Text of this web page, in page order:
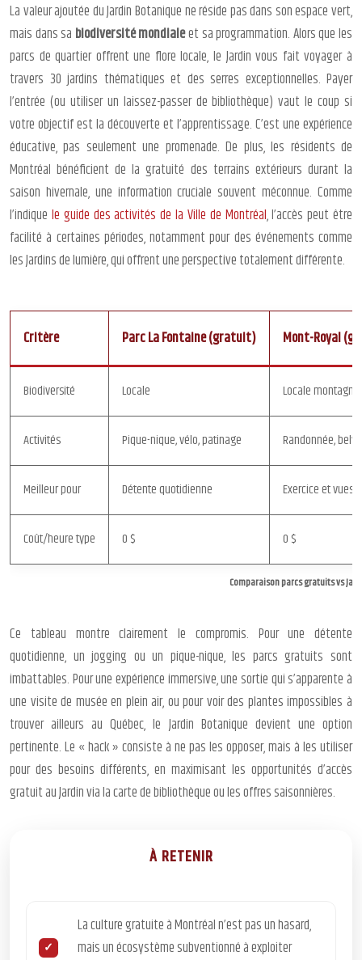
La valeur ajoutée du Jardin Botanique ne réside pas dans son espace vert,
mais dans sa biodiversité mondialeet sa programmation. Alors que les
parcs de quartier offrent une flore locale, le Jardin vous fait voyager à
travers 30 jardins thématiques et des serres exceptionnelles. Payer
l’entrée (ou utiliser un laissez-passer de bibliothèque) vaut le coup si
votre objectif est la découverte et l’apprentissage. C’est une expérience
éducative, pas seulement une promenade. De plus, les résidents de
Montréal bénéficient de la gratuité des terrains extérieurs durant la
saison hivernale, une information cruciale souvent méconnue. Comme
l’indique le guide des activités de la Ville de Montréal, l’accès peut être
facilité à certaines périodes, notamment pour des événements comme
les Jardins de lumière, qui offrent une perspective totalement différente.
Comparaison parcs gratuits vs
Critère Parc La Fontaine (gratuit) Mont-Royal
Biodiversité Locale Locale
Activités Pique-nique, vélo, patinage Randonnée,
Meilleur pour Détente quotidienne Exercice et vues
Coût/heure type 0 $ 0 $
Ce tableau montre clairement le compromis. Pour une détente
quotidienne, un jogging ou un pique-nique, les parcs gratuits sont
imbattables. Pour une expérience immersive, une sortie qui s’apparente à
une visite de musée en plein air, ou pour voir des plantes impossibles à
trouver ailleurs au Québec, le Jardin Botanique devient une option
pertinente. Le « hack » consiste à ne pas les opposer, mais à les utiliser
pour des besoins différents, en maximisant les opportunités d’accès
gratuit au Jardin via la carte de bibliothèque ou les offres saisonnières.
À RETENIR
La culture gratuite à Montréal n’est pas un hasard,
mais un écosystème subventionné à exploiter